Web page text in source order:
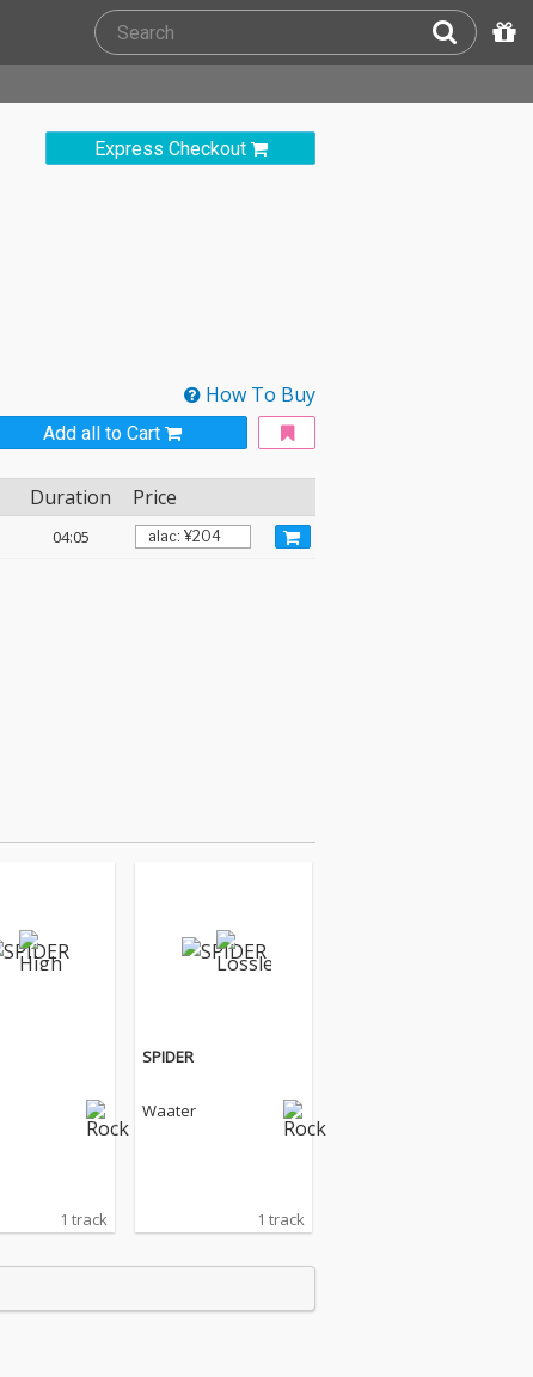
Express Checkout
How To Buy
Add all to Cart
Duration Price
04:05
1 track
SPIDER
Waater
1 track